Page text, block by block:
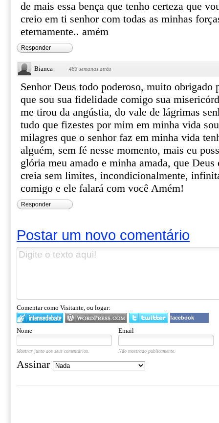
de mais essa bença que tenho certeza que
creio em ti senhor com todas as minhas
eternamente.. amém
Responder
Bianca · 483 semanas atrás
Senhor Deus todo poderoso, muito obrigado
que sou sua fidelidade comigo sua
me tirou da angústia, do vale de lágrimas
tudo que fizestes por mim em minha vida
milagres que o senhor faz em minha vida
alguém, sem fé nesse momento, mais eu
glória meu amado e minha amada, que
creia sem limites, incondicionalmente,
comigo e ele falará com você Amém!
Responder
Postar um novo comentário
Comentar como Visitante, ou logar:
facebook
Nome Email
Mostrar junto aos seus comentários. Não mostrado publicamente.
Assinar